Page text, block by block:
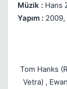
Müzik : Hans
Yapım : 2009,
Tom Hanks
Vetra) ,